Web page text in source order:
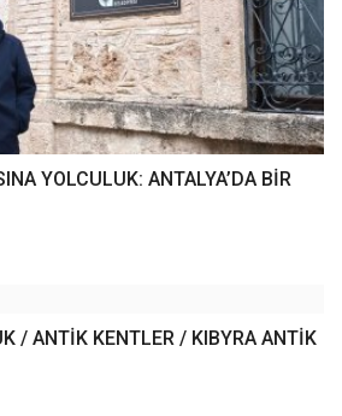
YOLCULUK: ANTALYA’DA BİR
/ ANTİK KENTLER / KIBYRA ANTİK